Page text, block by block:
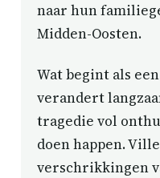
naar hun
Midden-Oosten.
Wat begint als
verandert
tragedie vol
doen happen.
verschrikkingen